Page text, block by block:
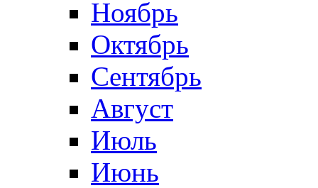
Ноябрь
Октябрь
Сентябрь
Август
Июль
Июнь